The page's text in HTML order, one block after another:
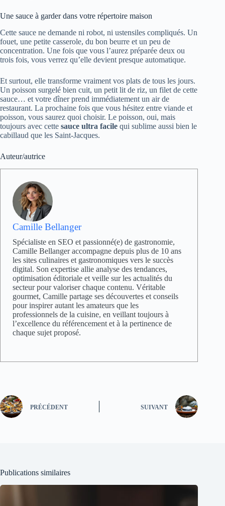
Une sauce à garder dans votre répertoire maison
Cette sauce ne demande ni robot, ni ustensiles compliqués. Un
fouet, une petite casserole, du bon beurre et un peu de
concentration. Une fois que vous l’aurez préparée deux ou
trois fois, vous verrez qu’elle devient presque automatique.
Et surtout, elle transforme vraiment vos plats de tous les jours.
Un poisson surgelé bien cuit, un petit lit de riz, un filet de cette
sauce… et votre dîner prend immédiatement un air de
restaurant. La prochaine fois que vous hésitez entre viande et
poisson, vous saurez quoi choisir. Le poisson, oui, mais
toujours avec cette sauce ultra facile qui sublime aussi bien le
cabillaud que les Saint-Jacques.
Auteur/autrice
Camille Bellanger
Spécialiste en SEO et passionné(e) de gastronomie,
Camille Bellanger accompagne depuis plus de 10 ans
les sites culinaires et gastronomiques vers le succès
digital. Son expertise allie analyse des tendances,
optimisation éditoriale et veille sur les actualités du
secteur pour valoriser chaque contenu. Véritable
gourmet, Camille partage ses découvertes et conseils
pour inspirer autant les amateurs que les
professionnels de la cuisine, en veillant toujours à
l’excellence du référencement et à la pertinence de
chaque sujet proposé.
PRÉCÉDENT SUIVANT
Publications similaires